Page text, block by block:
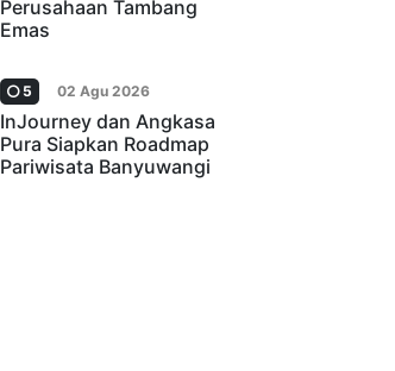
Perusahaan Tambang
Emas
5 02 Agu 2026
InJourney dan Angkasa
Pura Siapkan Roadmap
Pariwisata Banyuwangi